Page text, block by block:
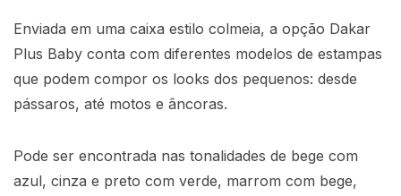
Enviada em uma caixa estilo colmeia, a opção Dakar
Plus Baby conta com diferentes modelos de estampas
que podem compor os looks dos pequenos: desde
pássaros, até motos e âncoras.
Pode ser encontrada nas tonalidades de bege com
azul, cinza e preto com verde, marrom com bege,